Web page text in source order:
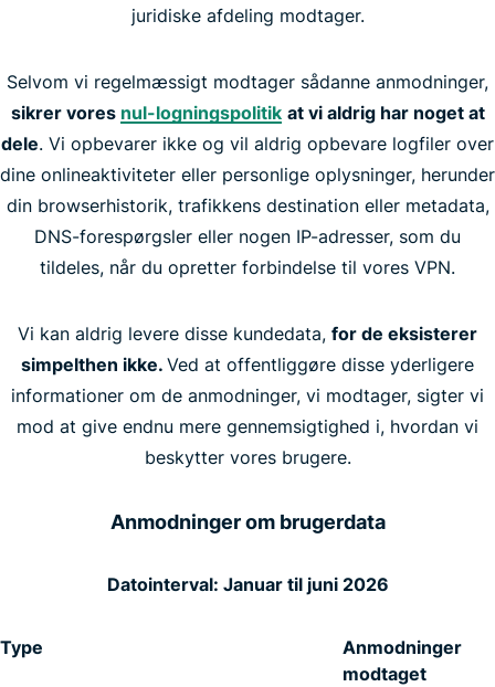
juridiske afdeling modtager.
Selvom vi regelmæssigt modtager sådanne anmodninger,
sikrer vores nul-logningspolitik at vi aldrig har noget at
dele. Vi opbevarer ikke og vil aldrig opbevare logfiler over
dine onlineaktiviteter eller personlige oplysninger, herunder
din browserhistorik, trafikkens destination eller metadata,
DNS-forespørgsler eller nogen IP-adresser, som du
tildeles, når du opretter forbindelse til vores VPN.
Vi kan aldrig levere disse kundedata, for de eksisterer
simpelthen ikke. Ved at offentliggøre disse yderligere
informationer om de anmodninger, vi modtager, sigter vi
mod at give endnu mere gennemsigtighed i, hvordan vi
beskytter vores brugere.
Anmodninger om brugerdata
Datointerval: Januar til juni 2026
Type
Anmodninger
modtaget